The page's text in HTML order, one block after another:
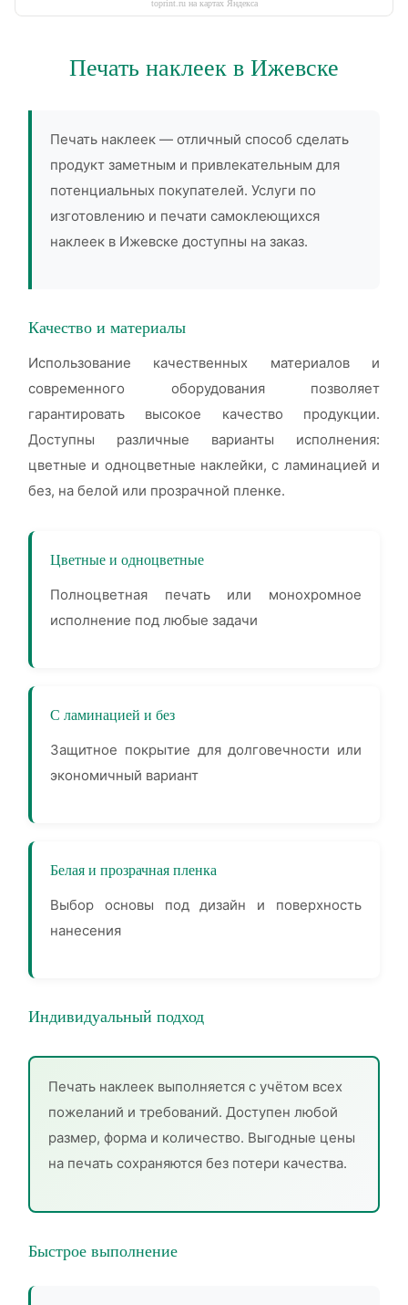
toprint.ru на картах Яндекса
Печать наклеек в Ижевске
Печать наклеек — отличный способ сделать
продукт заметным и привлекательным для
потенциальных покупателей. Услуги по
изготовлению и печати самоклеющихся
наклеек в Ижевске доступны на заказ.
Качество и материалы
Использование качественных материалов и
современного оборудования позволяет
гарантировать высокое качество продукции.
Доступны различные варианты исполнения:
цветные и одноцветные наклейки, с ламинацией и
без, на белой или прозрачной пленке.
Цветные и одноцветные
Полноцветная печать или монохромное
исполнение под любые задачи
С ламинацией и без
Защитное покрытие для долговечности или
экономичный вариант
Белая и прозрачная пленка
Выбор основы под дизайн и поверхность
нанесения
Индивидуальный подход
Печать наклеек выполняется с учётом всех
пожеланий и требований. Доступен любой
размер, форма и количество. Выгодные цены
на печать сохраняются без потери качества.
Быстрое выполнение